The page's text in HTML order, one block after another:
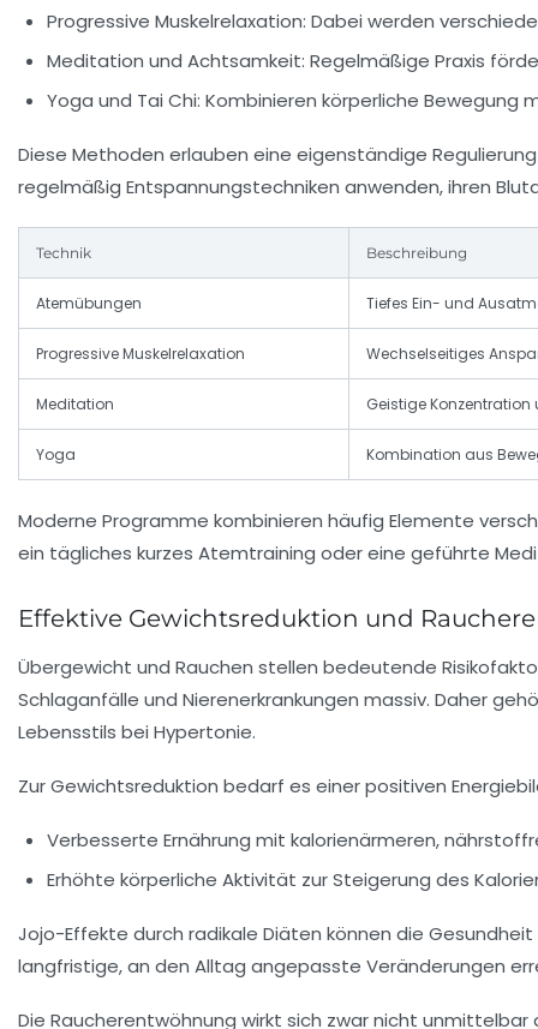
Progressive Muskelrelaxation: Dabei werden
Meditation und Achtsamkeit: Regelmäßige Praxis
Yoga und Tai Chi: Kombinieren körperliche Bewegung
Diese Methoden erlauben eine eigenständige
regelmäßig Entspannungstechniken anwenden, ihren
Technik Beschreibung
Atemübungen Tiefes Ein- und
Progressive Muskelrelaxation Wechselseitiges
Meditation Geistige
Yoga Kombination aus
Moderne Programme kombinieren häufig Elemente
ein tägliches kurzes Atemtraining oder eine geführte
Effektive Gewichtsreduktion und
Übergewicht und Rauchen stellen bedeutende
Schlaganfälle und Nierenerkrankungen massiv. Daher
Lebensstils bei Hypertonie.
Zur Gewichtsreduktion bedarf es einer positiven
Verbesserte Ernährung mit kalorienärmeren,
Erhöhte körperliche Aktivität zur Steigerung des
Jojo-Effekte durch radikale Diäten können die
langfristige, an den Alltag angepasste Veränderungen
Die Raucherentwöhnung wirkt sich zwar nicht unmittelbar